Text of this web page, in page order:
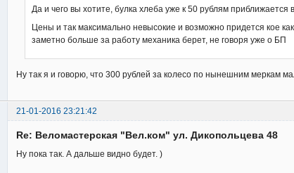
Да и чего вы хотите, булка хлеба уже к 50 рублям приближается
Цены и так максимально невысокие и возможно придется кое
заметно больше за работу механика берет, не говоря уже о БП
Ну так я и говорю, что 300 рублей за колесо по нынешним меркам
21-01-2016 23:21:42
Re: Веломастерская "Вел.ком" ул. Дикопольцева 48
Ну пока так. А дальше видно будет. )